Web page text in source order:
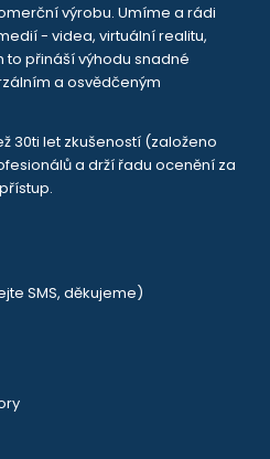
výrobu. Umíme a rádi
- videa, virtuální realitu,
to přináší výhodu snadné
a osvědčeným
30ti let zkušeností (založeno
a drží řadu ocenění za
SMS, děkujeme)